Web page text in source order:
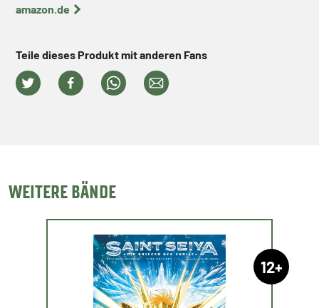
amazon.de
Teile dieses Produkt mit anderen Fans
WEITERE BÄNDE
12+